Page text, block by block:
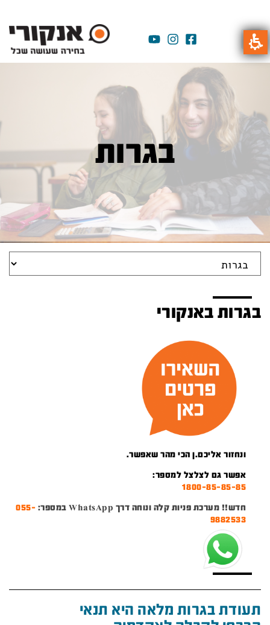
בגרות
בגרות באנקורי
ונחזור אליכם.ן הכי מהר שאפשר.
אפשר גם לצלצל למספר:
1800-85-85-85
חדש!! מערכת פניות קלה ונוחה דרך WhatsApp במספר:
055-
9882533
תעודת בגרות מלאה היא תנאי